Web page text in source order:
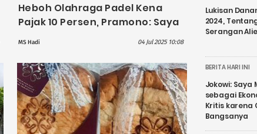
Heboh Olahraga Padel Kena
Pajak 10 Persen, Pramono: Saya
MS Hadi 04 Jul 2025 10:08
Lukisan
2024,
Serangan
BERITA HARI INI
Jokowi: Saya
sebagai
Kritis karena
Bangsanya